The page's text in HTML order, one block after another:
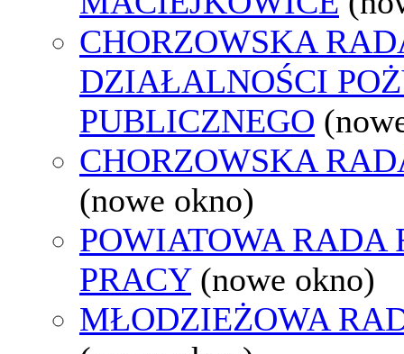
CHORZOWSKA
DZIAŁALNOŚCI
PUBLICZNEGO
CHORZOWSKA
(nowe okno)
POWIATOWA RADA
PRACY (nowe okno)
MŁODZIEŻOWA